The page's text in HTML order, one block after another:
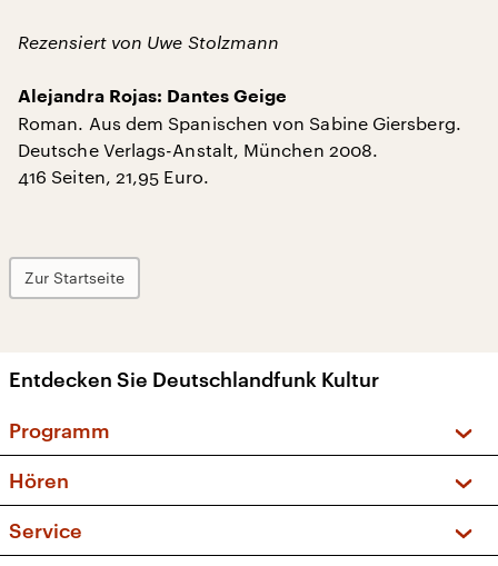
Rezensiert von Uwe Stolzmann
Alejandra Rojas: Dantes Geige
Roman. Aus dem Spanischen von Sabine Giersberg.
Deutsche Verlags-Anstalt, München 2008.
416 Seiten, 21,95 Euro.
Zur Startseite
Entdecken Sie Deutschlandfunk Kultur
Programm
Sendungen und Podcasts
Musikliste
Hören
Frequenzen (UKW + DAB+)
Service